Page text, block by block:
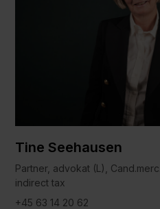
Tine Seehausen
Partner, advokat (L),
indirect tax
+45 63 14 20 62